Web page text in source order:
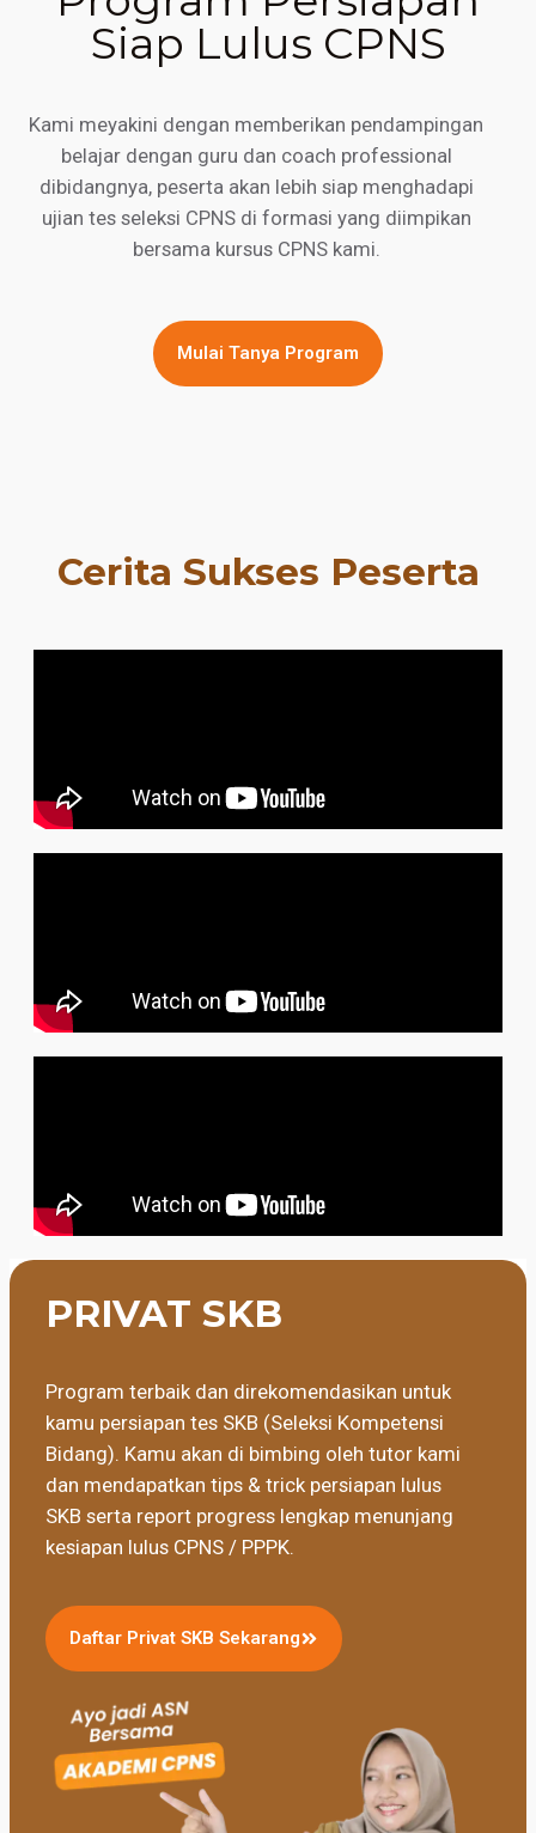
Siap Lulus CPNS
Kami meyakini dengan memberikan pendampingan
belajar dengan guru dan coach professional
dibidangnya, peserta akan lebih siap menghadapi
ujian tes seleksi CPNS di formasi yang diimpikan
bersama kursus CPNS kami.
Mulai Tanya Program
Cerita Sukses Peserta
PRIVAT SKB
Program terbaik dan direkomendasikan untuk
kamu persiapan tes SKB (Seleksi Kompetensi
Bidang). Kamu akan di bimbing oleh tutor kami
dan mendapatkan tips & trick persiapan lulus
SKB serta report progress lengkap menunjang
kesiapan lulus CPNS / PPPK.
Daftar Privat SKB Sekarang